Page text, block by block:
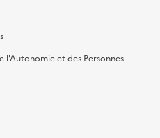
l'Autonomie et des Personnes